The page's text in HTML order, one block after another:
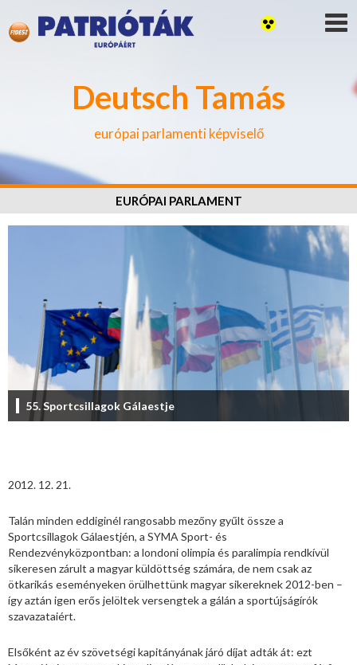
Deutsch Tamás
európai parlamenti képviselő
EURÓPAI PARLAMENT
55. Sportcsillagok Gálaestje
2012. 12. 21.
Talán minden eddiginél rangosabb mezőny gyűlt össze a
Sportcsillagok Gálaestjén, a SYMA Sport- és
Rendezvényközpontban: a londoni olimpia és paralimpia rendkívül
sikeresen zárult a magyar küldöttség számára, de nem csak az
ötkarikás eseményeken örülhettünk magyar sikereknek 2012-ben –
így aztán igen erős jelöltek versengtek a gálán a sportújságírók
szavazataiért.
Elsőként az év szövetségi kapitányának járó díjat adták át: ezt